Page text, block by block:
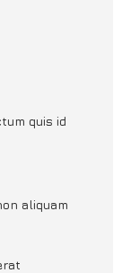
quis id
aliquam